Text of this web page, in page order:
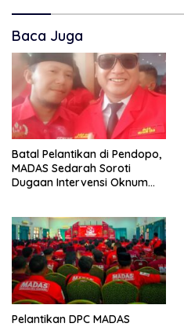
Baca Juga
Batal Pelantikan di Pendopo,
MADAS Sedarah Soroti
Dugaan Intervensi Oknum
Pelantikan DPC MADAS